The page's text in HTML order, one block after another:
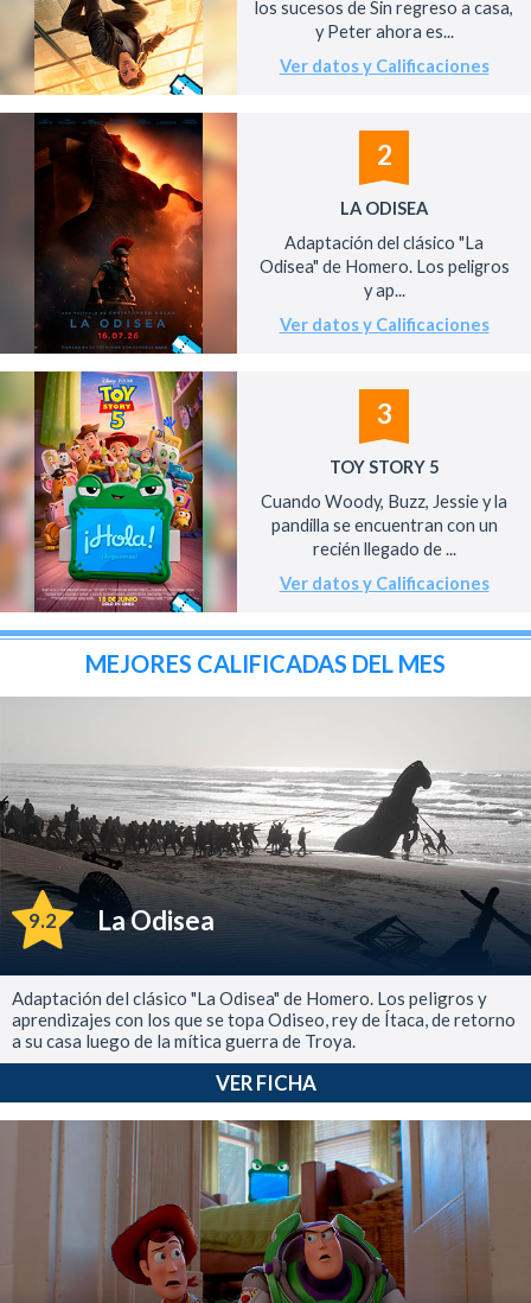
los sucesos de Sin regreso a casa,
y Peter ahora es...
Ver datos y Calificaciones
2
LA ODISEA
Adaptación del clásico "La
Odisea" de Homero. Los peligros
y ap...
Ver datos y Calificaciones
3
TOY STORY 5
Cuando Woody, Buzz, Jessie y la
pandilla se encuentran con un
recién llegado de ...
Ver datos y Calificaciones
MEJORES CALIFICADAS DEL MES
9.2 La Odisea
Adaptación del clásico "La Odisea" de Homero. Los peligros y
aprendizajes con los que se topa Odiseo, rey de Ítaca, de retorno
a su casa luego de la mítica guerra de Troya.
VER FICHA